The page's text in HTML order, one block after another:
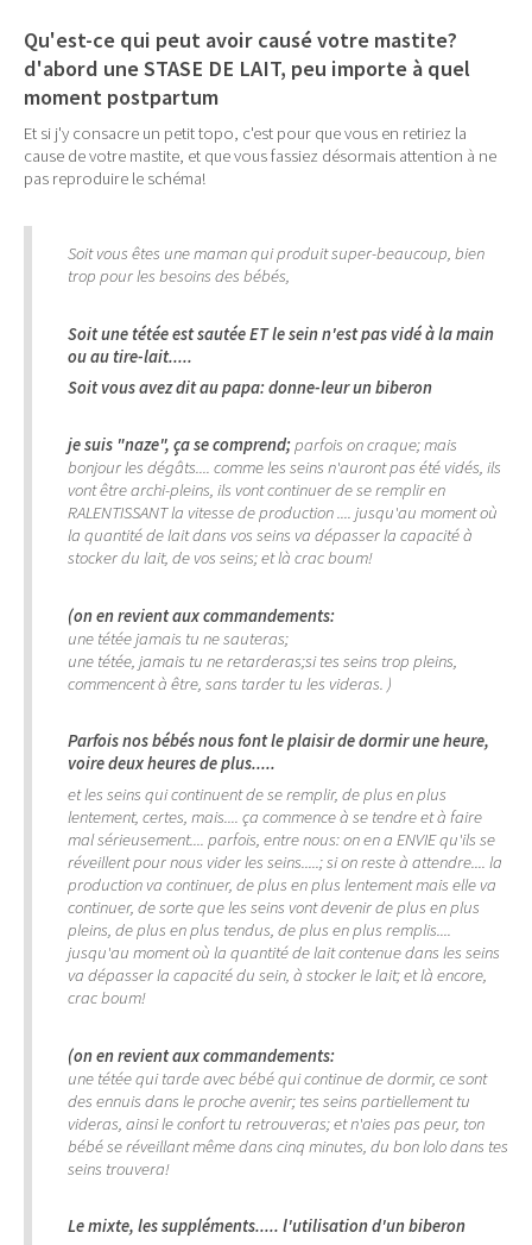
Qu'est-ce qui peut avoir causé votre mastite?
d'abord une STASE DE LAIT, peu importe à quel
moment postpartum
Et si j'y consacre un petit topo, c'est pour que vous en retiriez la
cause de votre mastite, et que vous fassiez désormais attention à ne
pas reproduire le schéma!
Soit vous êtes une maman qui produit super-beaucoup, bien
trop pour les besoins des bébés,
Soit une tétée est sautée ET le sein n'est pas vidé à la main
ou au tire-lait.....
Soit vous avez dit au papa: donne-leur un biberon
je suis "naze", ça se comprend;parfois on craque; mais
bonjour les dégâts.... comme les seins n'auront pas été vidés, ils
vont être archi-pleins, ils vont continuer de se remplir en
RALENTISSANT la vitesse de production .... jusqu'au moment où
la quantité de lait dans vos seins va dépasser la capacité à
stocker du lait, de vos seins; et là crac boum!
(on en revient aux commandements:
une tétée jamais tu ne sauteras;
une tétée, jamais tu ne retarderas;si tes seins trop pleins,
commencent à être, sans tarder tu les videras. )
Parfois nos bébés nous font le plaisir de dormir une heure,
voire deux heures de plus.....
et les seins qui continuent de se remplir, de plus en plus
lentement, certes, mais.... ça commence à se tendre et à faire
mal sérieusement.... parfois, entre nous: on en a ENVIE qu'ils se
réveillent pour nous vider les seins.....; si on reste à attendre.... la
production va continuer, de plus en plus lentement mais elle va
continuer, de sorte que les seins vont devenir de plus en plus
pleins, de plus en plus tendus, de plus en plus remplis....
jusqu'au moment où la quantité de lait contenue dans les seins
va dépasser la capacité du sein, à stocker le lait; et là encore,
crac boum!
(on en revient aux commandements:
une tétée qui tarde avec bébé qui continue de dormir, ce sont
des ennuis dans le proche avenir; tes seins partiellement tu
videras, ainsi le confort tu retrouveras; et n'aies pas peur, ton
bébé se réveillant même dans cinq minutes, du bon lolo dans tes
seins trouvera!
Le mixte, les suppléments..... l'utilisation d'un biberon